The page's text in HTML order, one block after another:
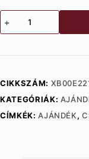
Húsvéti
ajándékcsomag
CIKKSZÁM:
KATEGÓRIÁK:
CÍMKÉK:AJÁNDÉK,